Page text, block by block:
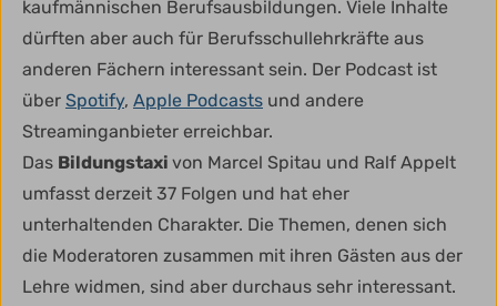
kaufmännischen Berufsausbildungen. Viele Inhalte
dürften aber auch für Berufsschullehrkräfte aus
anderen Fächern interessant sein. Der Podcast ist
über Spotify, Apple Podcasts und andere
Streaminganbieter erreichbar.
Das Bildungstaxi von Marcel Spitau und Ralf Appelt
umfasst derzeit 37 Folgen und hat eher
unterhaltenden Charakter. Die Themen, denen sich
die Moderatoren zusammen mit ihren Gästen aus der
Lehre widmen, sind aber durchaus sehr interessant.